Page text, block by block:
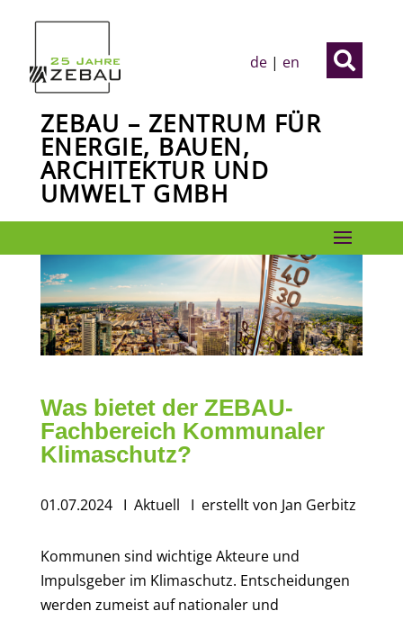

de | en
ZEBAU – ZENTRUM FÜR
ENERGIE, BAUEN,
ARCHITEKTUR UND
UMWELT GMBH
Was bietet der ZEBAU-
Fachbereich Kommunaler
Klimaschutz?
01.07.2024 I Aktuell I erstellt von Jan Gerbitz
Kommunen sind wichtige Akteure und
Impulsgeber im Klimaschutz. Entscheidungen
werden zumeist auf nationaler und